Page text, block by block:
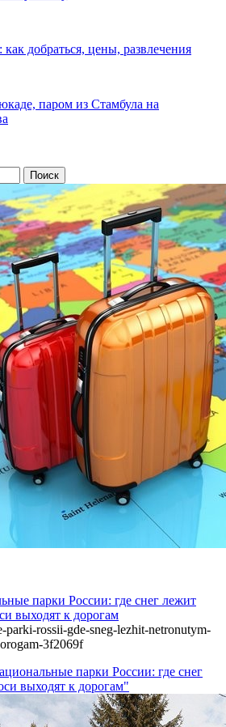
добраться, цены, развлечения
паром из Стамбула на
парки России: где снег лежит
выходят к дорогам
parki-rossii-gde-sneg-lezhit-netronutym-
3f2069f
парки России: где снег
выходят к дорогам"